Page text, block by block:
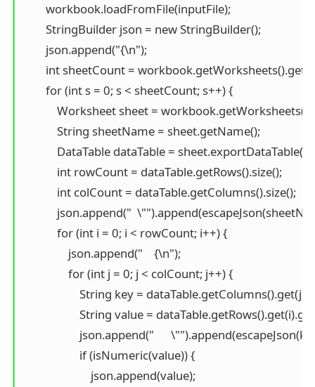
        workbook.loadFromFile(inputFile);
        StringBuilder json = new StringBuilder();
        json.append("{\n");
int sheetCount =
        for (int s = 0; s < sheetCount; s++) {
Worksheet sheet =
            String sheetName = sheet.getName();
            DataTable dataTable = sheet.exportDataTable();
            int rowCount = dataTable.getRows().size();
            int colCount = dataTable.getColumns().size();
json.append("
            for (int i = 0; i < rowCount; i++) {
                json.append("    {\n");
                for (int j = 0; j < colCount; j++) {
String key =
String value =
json.append("
                    if (isNumeric(value)) {
                        json.append(value);